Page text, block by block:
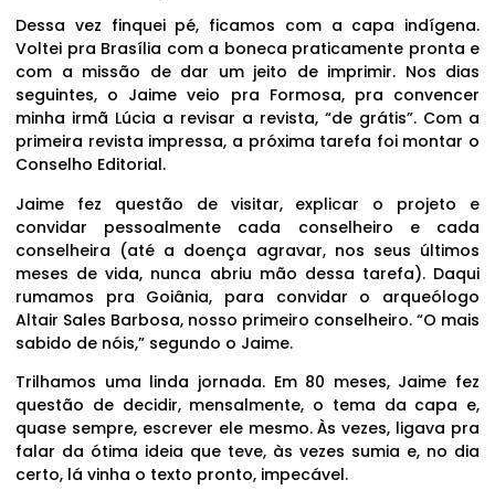
Dessa vez finquei pé, ficamos com a capa indígena.
Voltei pra Brasília com a boneca praticamente pronta e
com a missão de dar um jeito de imprimir. Nos dias
seguintes, o Jaime veio pra Formosa, pra convencer
minha irmã Lúcia a revisar a revista, “de grátis”. Com a
primeira revista impressa, a próxima tarefa foi montar o
Conselho Editorial.
Jaime fez questão de visitar, explicar o projeto e
convidar pessoalmente cada conselheiro e cada
conselheira (até a doença agravar, nos seus últimos
meses de vida, nunca abriu mão dessa tarefa). Daqui
rumamos pra Goiânia, para convidar o arqueólogo
Altair Sales Barbosa, nosso primeiro conselheiro. “O mais
sabido de nóis,” segundo o Jaime.
Trilhamos uma linda jornada. Em 80 meses, Jaime fez
questão de decidir, mensalmente, o tema da capa e,
quase sempre, escrever ele mesmo. Às vezes, ligava pra
falar da ótima ideia que teve, às vezes sumia e, no dia
certo, lá vinha o texto pronto, impecável.